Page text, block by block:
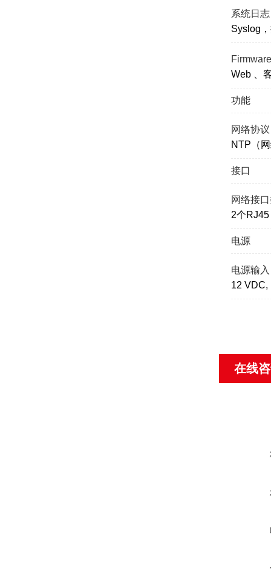
系统日
Syslog
Web 、
功能
网络协
NTP（
接口
网络接
2个
电源
电源输
12 VDC,
在线